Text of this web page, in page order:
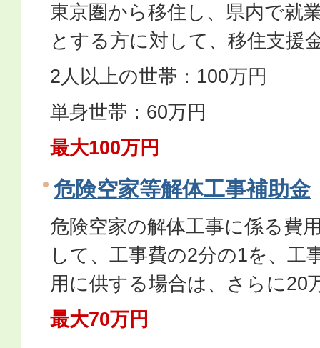
東京圏から移住し、県内で就
とする方に対して、移住支援
2人以上の世帯：100万円
単身世帯：60万円
最大100万円
危険空家等解体工事補助金
危険空家の解体工事に係る費
して、工事費の2分の1を、工
用に供する場合は、さらに20
最大70万円